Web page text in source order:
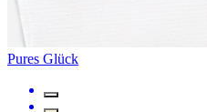
Pures Glück